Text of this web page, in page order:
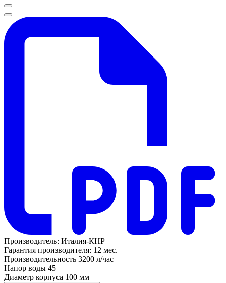
Производитель: Италия-КНР
Гарантия производителя: 12 мес.
Производительность 3200 л/час
Напор воды 45
Диаметр корпуса 100 мм